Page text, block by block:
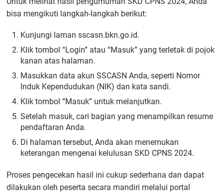
bisa mengikuti langkah-langkah berikut:
Kunjungi laman sscasn.bkn.go.id.
Klik tombol “Login” atau “Masuk” yang terletak di pojok
kanan atas halaman.
Masukkan data akun SSCASN Anda, seperti Nomor
Induk Kependudukan (NIK) dan kata sandi.
Klik tombol “Masuk” untuk melanjutkan.
Setelah masuk, cari bagian yang menampilkan resume
pendaftaran Anda.
Di halaman tersebut, Anda akan menemukan
keterangan mengenai kelulusan SKD CPNS 2024.
Proses pengecekan hasil ini cukup sederhana dan dapat
dilakukan oleh peserta secara mandiri melalui portal